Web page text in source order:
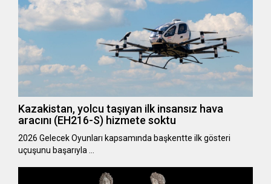
Kazakistan, yolcu taşıyan ilk insansız hava
aracını (EH216-S) hizmete soktu
2026 Gelecek Oyunları kapsamında başkentte ilk gösteri
uçuşunu başarıyla …